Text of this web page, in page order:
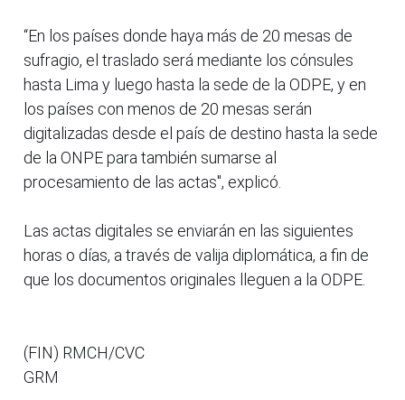
“En los países donde haya más de 20 mesas de
sufragio, el traslado será mediante los cónsules
hasta Lima y luego hasta la sede de la ODPE, y en
los países con menos de 20 mesas serán
digitalizadas desde el país de destino hasta la sede
de la ONPE para también sumarse al
procesamiento de las actas", explicó.
Las actas digitales se enviarán en las siguientes
horas o días, a través de valija diplomática, a fin de
que los documentos originales lleguen a la ODPE.
(FIN) RMCH/CVC
GRM